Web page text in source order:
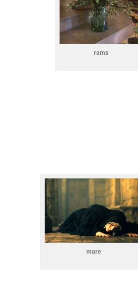
rams
mare